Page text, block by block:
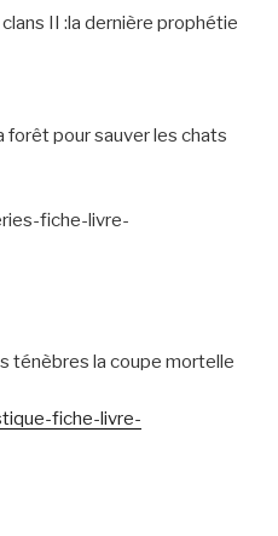
II :la dernière prophétie
forêt pour sauver les chats
fiche-livre-
ténèbres la coupe mortelle
fiche-livre-